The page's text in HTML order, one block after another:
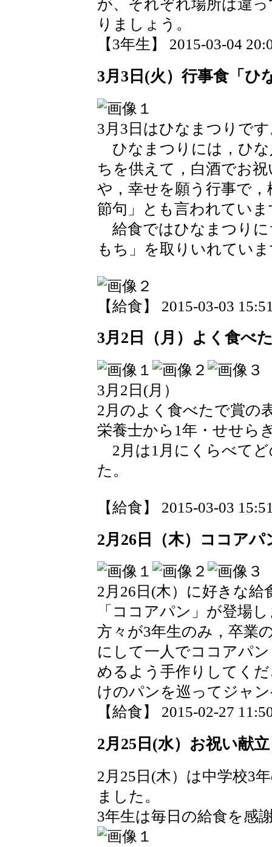
が、それぞれ場所は違
りましょう。
【3年生】 2015-03-04
3月3日(火）行事食「ひ
3月3日はひなまつりで
ひなまつりには，ひな
ちを供えて，白酒でお
や，幸せを願う行事で
節句」とも言われていま
給食ではひなまつりに
もち」を取りいれてい
【給食】 2015-03-03
3月2日（月）よく食べ
3月2日(月）
2月のよく食べたで賞の
栄養士から1年・せせら
2月は1月にくらべて
た。
【給食】 2015-03-03
2月26日（木）ココアパ
2月26日(木）に好きな
「ココアパン」が登場
方々が3年生のみ，卒業
にして一人でココアパ
めるよう手作りし
けのパンを巡ってジャ
【給食】 2015-02-27
2月25日(水）お祝い献立
2月25日(木）は中学校3
ました。
3年生は毎日の給食を感